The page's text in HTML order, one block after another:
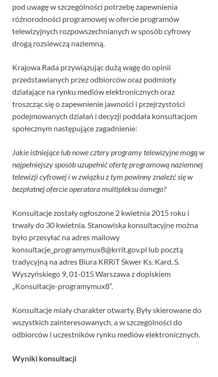
pod uwagę w szczególności potrzebę zapewnienia
różnorodności programowej w ofercie programów
telewizyjnych rozpowszechnianych w sposób cyfrowy
drogą rozsiewczą naziemną.
Krajowa Rada przywiązując dużą wagę do opinii
przedstawianych przez odbiorców oraz podmioty
działające na rynku mediów elektronicznych oraz
troszcząc się o zapewnienie jawności i przejrzystości
podejmowanych działań i decyzji poddała konsultacjom
społecznym następujące zagadnienie:
Jakie istniejące lub nowe cztery programy telewizyjne mogą w
najpełniejszy sposób uzupełnić ofertę programową naziemnej
telewizji cyfrowej i w związku z tym powinny znaleźć się w
bezpłatnej ofercie operatora multipleksu ósmego?
Konsultacje zostały ogłoszone 2 kwietnia 2015 roku i
trwały do 30 kwietnia. Stanowiska konsultacyjne można
było przesyłać na adres mailowy
konsultacje_programymux8@krrit.gov.pl lub pocztą
tradycyjną na adres Biura KRRiT Skwer Ks. Kard. S.
Wyszyńskiego 9, 01-015 Warszawa z dopiskiem
„Konsultacje-programymux8”.
Konsultacje miały charakter otwarty. Były skierowane do
wszystkich zainteresowanych, a w szczególności do
odbiorców i uczestników rynku mediów elektronicznych.
Wyniki konsultacji